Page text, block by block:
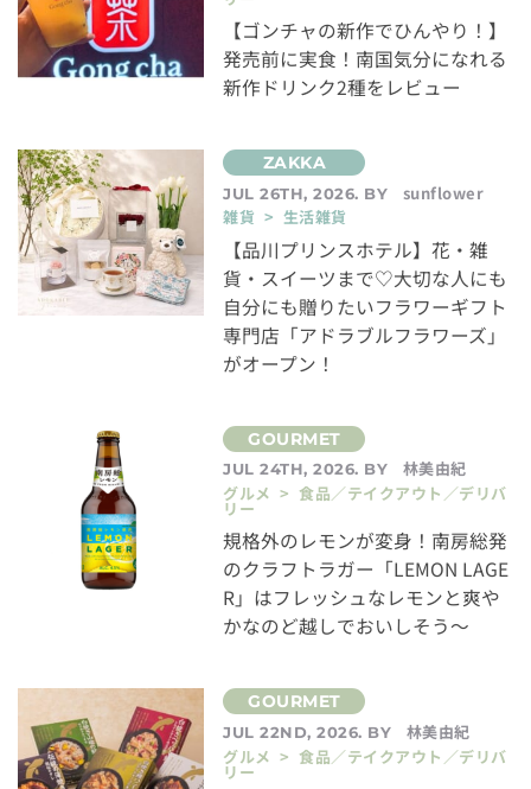
【ゴンチャの新作でひんやり！】
発売前に実食！南国気分になれる
新作ドリンク2種をレビュー
JUL 26TH, 2026. BY
sunflower
雑貨 > 生活雑貨
【品川プリンスホテル】花・雑
貨・スイーツまで♡大切な人にも
自分にも贈りたいフラワーギフト
専門店「アドラブルフラワーズ」
がオープン！
JUL 24TH, 2026. BY
林美由紀
グルメ > 食品／テイクアウト／デリバ
リー
規格外のレモンが変身！南房総発
のクラフトラガー「LEMON LAGE
R」はフレッシュなレモンと爽や
かなのど越しでおいしそう～
JUL 22ND, 2026. BY
林美由紀
グルメ > 食品／テイクアウト／デリバ
リー